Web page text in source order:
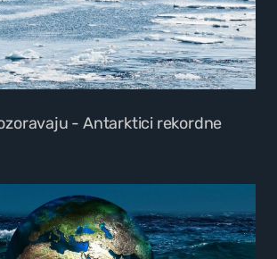
- Antarktici rekordne